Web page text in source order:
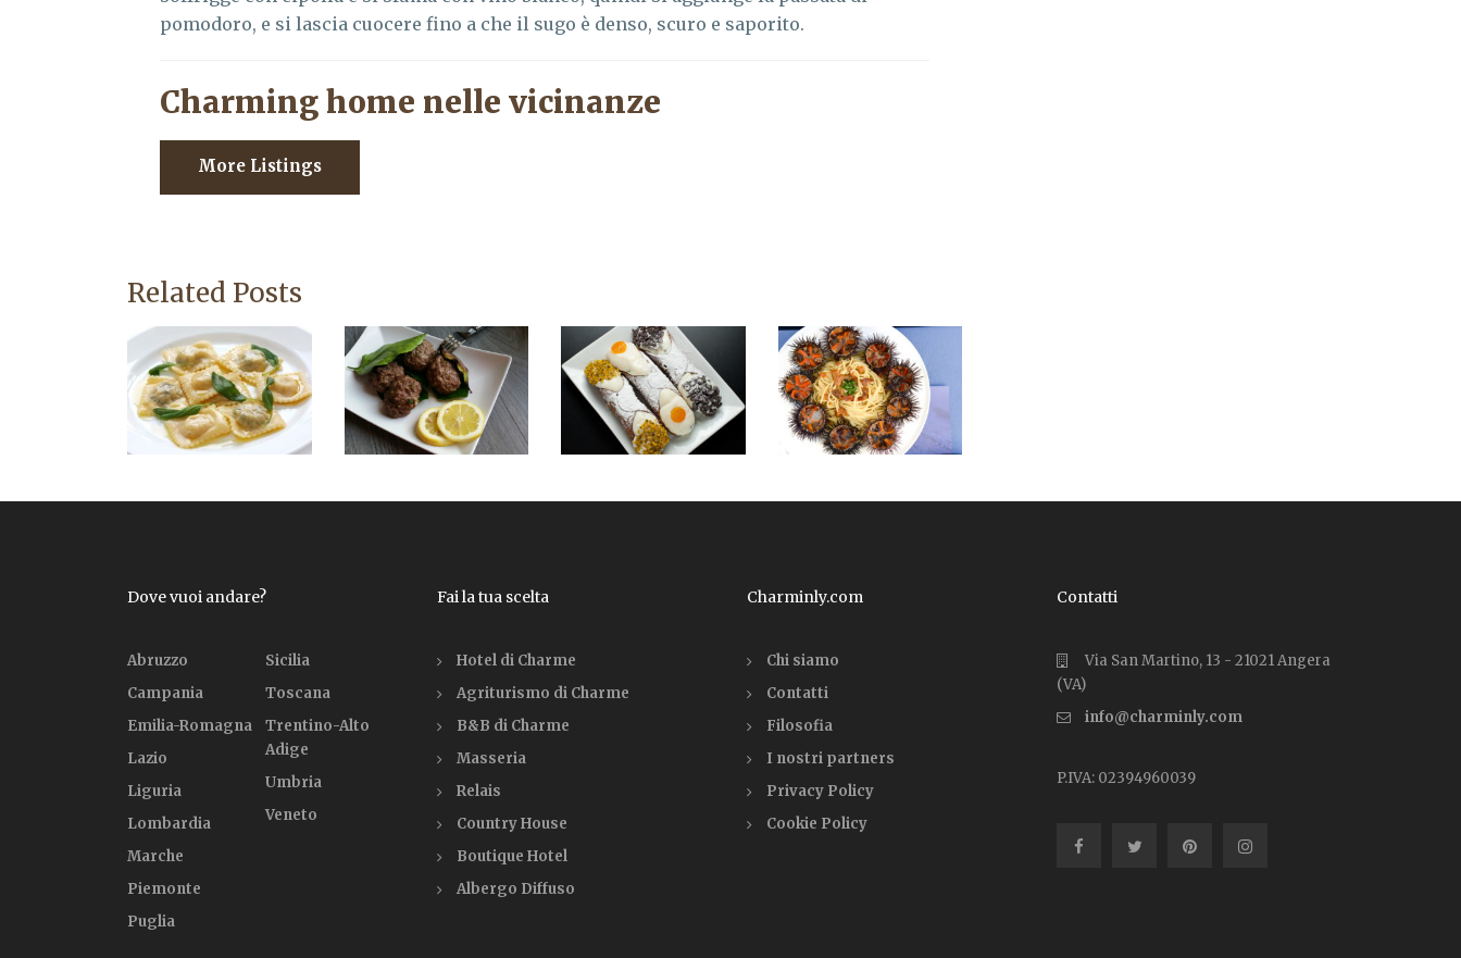
pomodoro, e si lascia cuocere fino a che il sugo è denso, scuro e saporito.
Charming home nelle vicinanze
More Listings
Related Posts
Dove vuoi andare?
Abruzzo
Campania
Emilia-Romagna
Lazio
Liguria
Lombardia
Marche
Piemonte
Puglia
Sicilia
Toscana
Trentino-Alto
Adige
Umbria
Veneto
Fai la tua scelta
Hotel di Charme
Agriturismo di Charme
B&B di Charme
Masseria
Relais
Country House
Boutique Hotel
Albergo Diffuso
Charminly.com
Chi siamo
Contatti
Filosofia
I nostri partners
Privacy Policy
Cookie Policy
Contatti
Via San Martino, 13 - 21021 Angera
(VA)
info@charminly.com
P.IVA: 02394960039